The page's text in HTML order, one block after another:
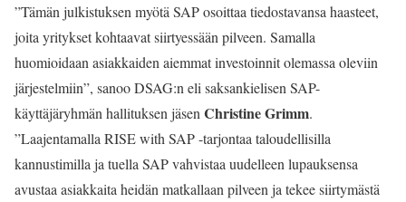
”Tämän julkistuksen myötä SAP osoittaa tiedostavansa haasteet,
joita yritykset kohtaavat siirtyessään pilveen. Samalla
huomioidaan asiakkaiden aiemmat investoinnit olemassa oleviin
järjestelmiin”, sanoo DSAG:n eli saksankielisen SAP-
käyttäjäryhmän hallituksen jäsen Christine Grimm.
”Laajentamalla RISE with SAP -tarjontaa taloudellisilla
kannustimilla ja tuella SAP vahvistaa uudelleen lupauksensa
avustaa asiakkaita heidän matkallaan pilveen ja tekee siirtymästä